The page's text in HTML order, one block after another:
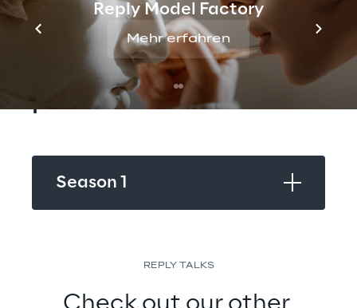
Reply Model Factory
Mehr erfahren
Relive experiences from
past season
Season 1
REPLY TALKS